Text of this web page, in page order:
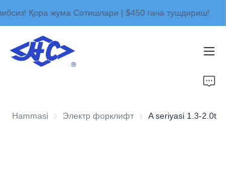
Қора жума Сотишлари | $450 гача тушдириш!
Мағазамизга хуш
Сотишлари | $450
Hammasi Электр форклифт Электр форклифт
A seriyasi 1.3-2.0t